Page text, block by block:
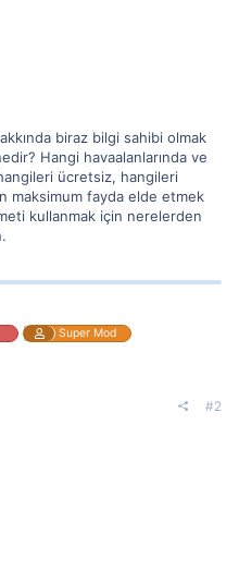
biraz bilgi sahibi olmak
Hangi havaalanlarında ve
ücretsiz, hangileri
maksimum fayda elde etmek
kullanmak için nerelerden
Super Mod
#2